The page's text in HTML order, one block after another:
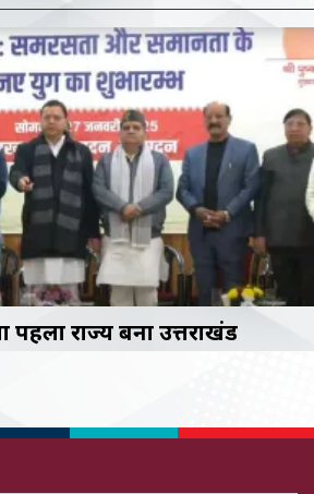
पहला राज्य बना उत्तराखंड